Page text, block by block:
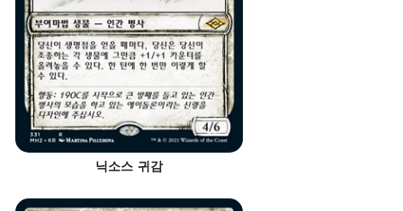
닉소스 귀감